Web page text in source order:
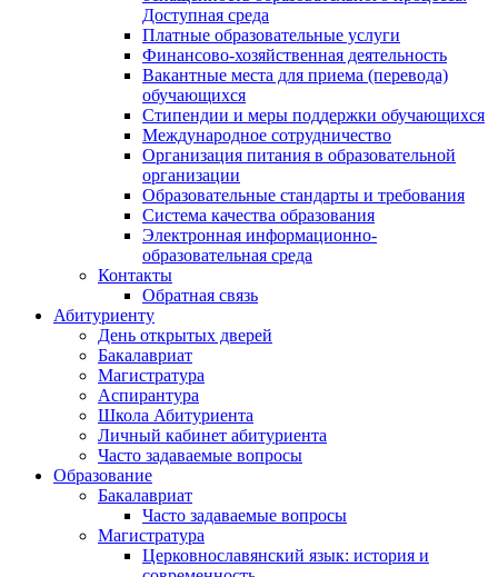
Доступная среда
Платные образовательные услуги
Финансово-хозяйственная деятельность
Вакантные места для приема (перевода)
обучающихся
Стипендии и меры поддержки обучающихся
Международное сотрудничество
Организация питания в образовательной
организации
Образовательные стандарты и требования
Система качества образования
Электронная информационно-
образовательная среда
Контакты
Обратная связь
Абитуриенту
День открытых дверей
Бакалавриат
Магистратура
Аспирантура
Школа Абитуриента
Личный кабинет абитуриента
Часто задаваемые вопросы
Образование
Бакалавриат
Часто задаваемые вопросы
Магистратура
Церковнославянский язык: история и